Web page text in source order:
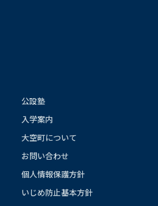
公設塾
入学案内
大空町について
お問い合わせ
個人情報保護方針
いじめ防止基本方針